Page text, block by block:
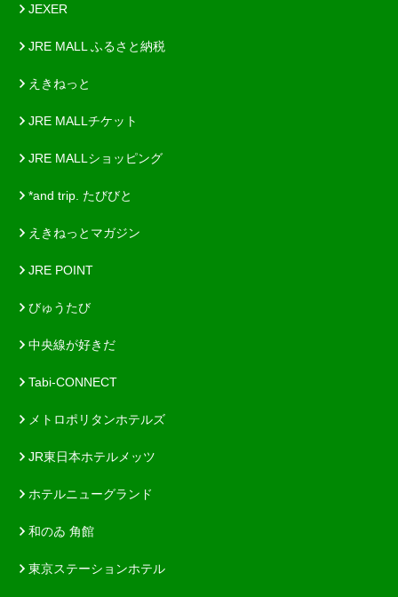
JEXER
JRE MALL ふるさと納税
えきねっと
JRE MALLチケット
JRE MALLショッピング
*and trip. たびびと
えきねっとマガジン
JRE POINT
びゅうたび
中央線が好きだ
Tabi-CONNECT
メトロポリタンホテルズ
JR東日本ホテルメッツ
ホテルニューグランド
和のゐ 角館
東京ステーションホテル